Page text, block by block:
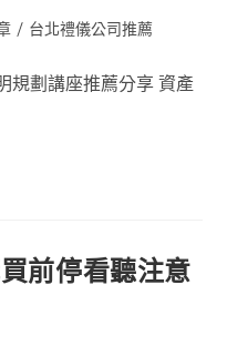
/ 台北禮儀公司推薦
規劃講座推薦分享 資產
前停看聽注意